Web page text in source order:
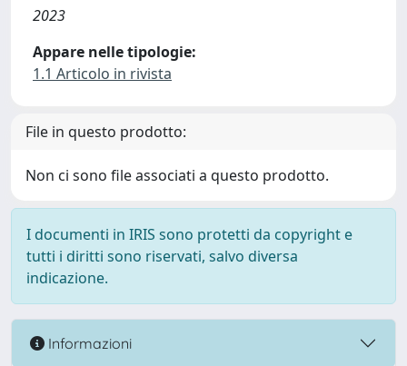
2023
Appare nelle tipologie:
1.1 Articolo in rivista
File in questo prodotto:
Non ci sono file associati a questo prodotto.
I documenti in IRIS sono protetti da copyright e
tutti i diritti sono riservati, salvo diversa
indicazione.
Informazioni